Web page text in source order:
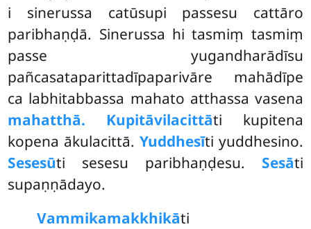
i sinerussa catūsupi passesu cattāro
paribhaṇḍā. Sinerussa hi tasmiṃ tasmiṃ
passe yugandharādīsu
pañcasataparittadīpaparivāre mahādīpe
ca labhitabbassa mahato atthassa vasena
mahatthā. Kupitāvilacittāti kupitena
kopena ākulacittā. Yuddhesīti yuddhesino.
Sesesūti sesesu paribhaṇḍesu. Sesāti
supaṇṇādayo.
Vammikamakkhikāti